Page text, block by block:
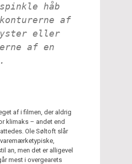
håb
af
eller
af en
af i filmen, der aldrig
klimaks – andet end
Ole Søltoft slår
an, men det er alligevel
mest i overgearets